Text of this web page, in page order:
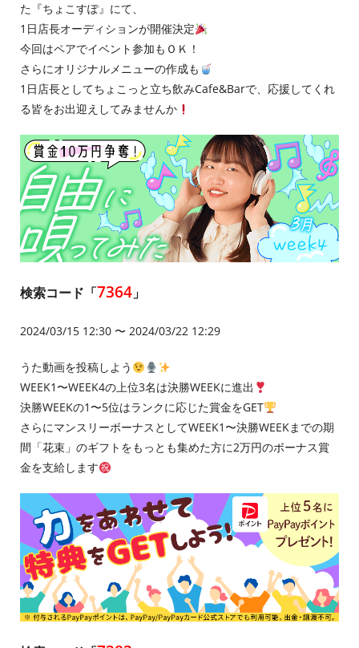
た『ちょこすぽ』にて、
1⽇店⻑オーディションが開催決定
今回はペアでイベント参加もＯＫ！
さらにオリジナルメニューの作成も
1⽇店⻑としてちょこっと⽴ち飲みCafe&Barで、応援してくれ
る皆をお出迎えしてみませんか
検索コード「7364」
2024/03/15 12:30 〜 2024/03/22 12:29
うた動画を投稿しよう
WEEK1〜WEEK4の上位3名は決勝WEEKに進出
決勝WEEKの1〜5位はランクに応じた賞金をGET
さらにマンスリーボーナスとしてWEEK1〜決勝WEEKまでの期
間「花束」のギフトをもっとも集めた方に2万円のボーナス賞
金を支給します